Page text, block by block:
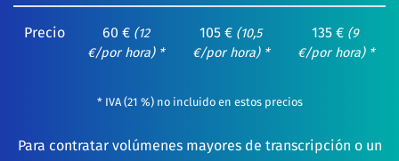
Precio 60 € (12
€/por hora) *
105 € (10,5
€/por hora) *
135 € (9
€/por hora) *
* IVA (21 %) no incluido en estos precios
Para contratar volúmenes mayores de transcripción o un